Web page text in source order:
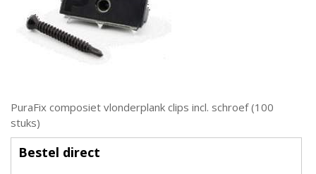
PuraFix composiet vlonderplank clips incl. schroef (100
stuks)
Bestel direct